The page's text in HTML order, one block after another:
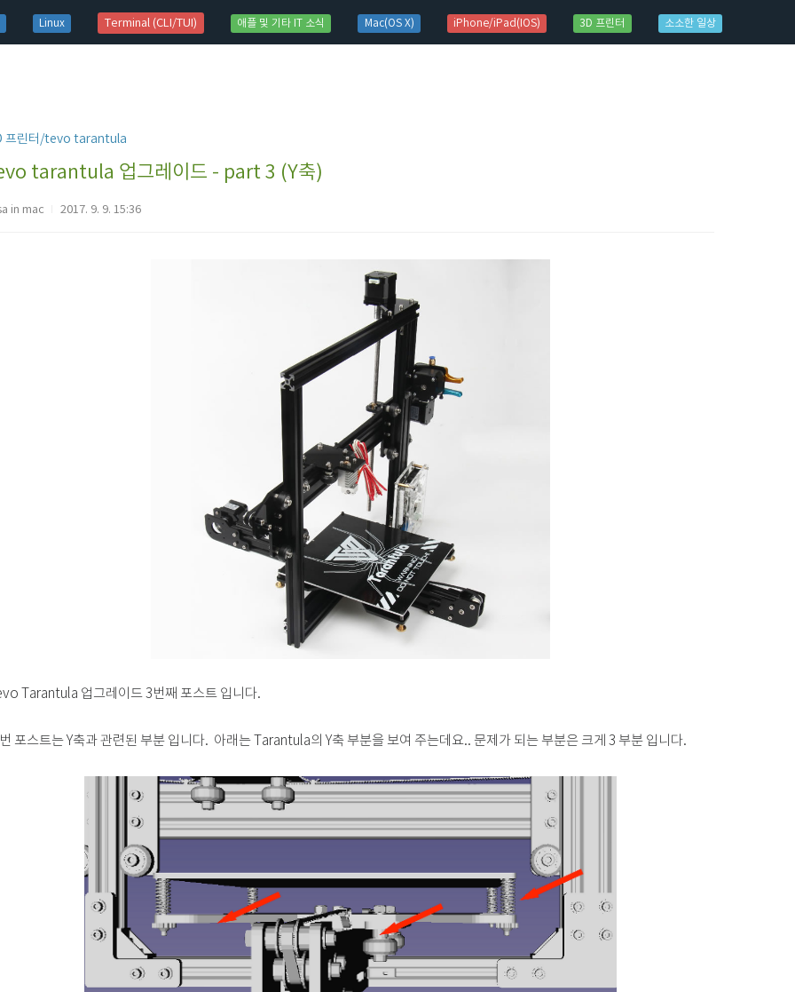
Linux Terminal (CLI/TUI) 애플 및 기타 IT 소식 Mac(OS X) iPhone/iPad(IOS) 3D 프린터 소소한 일상
프린터/tevo tarantula
tarantula 업그레이드 - part 3 (Y축)
in mac 2017. 9. 9. 15:36
Tarantula 업그레이드 3번째 포스트 입니다.
포스트는 Y축과 관련된 부분 입니다. 아래는 Tarantula의 Y축 부분을 보여 주는데요.. 문제가 되는 부분은 크게 3 부분 입니다.